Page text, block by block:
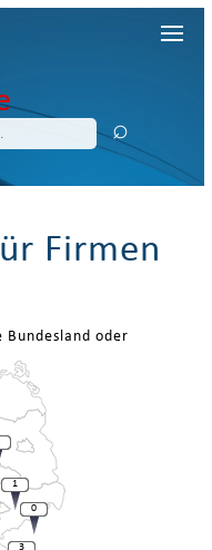
Firmen
Bundesland oder
3
0
1